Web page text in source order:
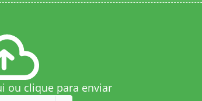
ou clique para enviar